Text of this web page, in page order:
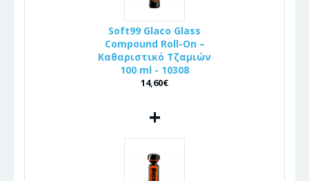
Soft99 Glaco Glass
Compound Roll-On –
Καθαριστικό Τζαμιών
100 ml - 10308
14,60€
+